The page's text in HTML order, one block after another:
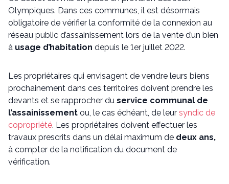
Olympiques. Dans ces communes, il est désormais
obligatoire de vérifier la conformité de la connexion au
réseau public d’assainissement lors de la vente d’un bien
à usage d’habitation depuis le 1er juillet 2022.
Les propriétaires qui envisagent de vendre leurs biens
prochainement dans ces territoires doivent prendre les
devants et se rapprocher du service communal de
l’assainissement ou, le cas échéant, de leur syndic de
copropriété. Les propriétaires doivent effectuer les
travaux prescrits dans un délai maximum de deux ans,
à compter de la notification du document de
vérification.